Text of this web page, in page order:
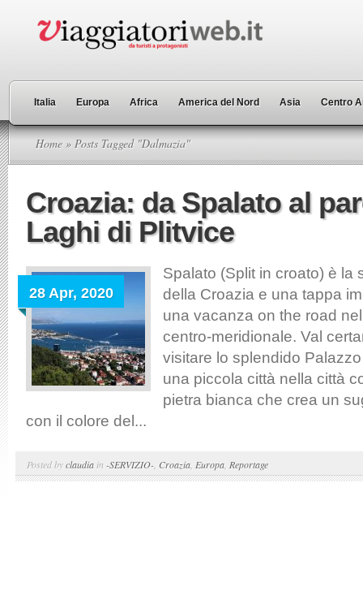
Italia Europa Africa America del Nord Asia Centro
Home » Posts Tagged "Dalmazia"
Croazia: da Spalato al
Laghi di Plitvice
28 Apr, 2020
Spalato (Split in croato) è la
della Croazia e una tappa
una vacanza on the road
centro-meridionale. Val
visitare lo splendido
una piccola città nella città
pietra bianca che crea un
con il colore del...
Posted byclaudia in -SERVIZIO- Croazia Europa Reportage